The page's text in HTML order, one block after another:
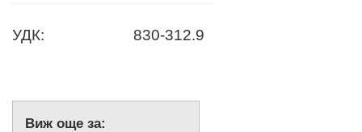
УДК: 830-312.9
Виж още за: